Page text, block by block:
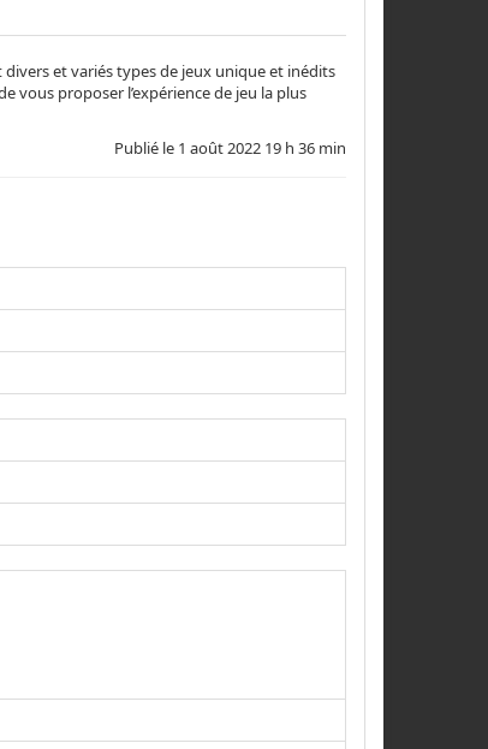
et variés types de jeux unique et inédits
proposer l’expérience de jeu la plus
Publié le 1 août 2022 19 h 36 min